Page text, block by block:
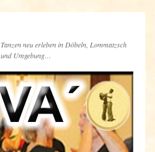
Tanzen neu erleben in Döbeln, Lommatzsch
und Umgebung…